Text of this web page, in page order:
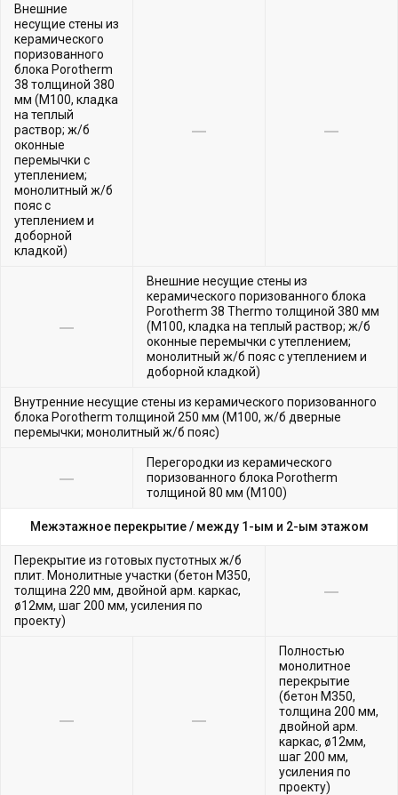
Внешние
несущие стены из
керамического
поризованного
блока Porotherm
38 толщиной 380
мм (М100, кладка
на теплый
раствор; ж/б
оконные
перемычки с
утеплением;
монолитный ж/б
пояс с
утеплением и
доборной
кладкой)
Внешние несущие стены из
керамического поризованного блока
Porotherm 38 Thermo толщиной 380 мм
(М100, кладка на теплый раствор; ж/б
оконные перемычки с утеплением;
монолитный ж/б пояс с утеплением и
доборной кладкой)
Внутренние несущие стены из керамического поризованного
блока Porotherm толщиной 250 мм (М100, ж/б дверные
перемычки; монолитный ж/б пояс)
Перегородки из керамического
поризованного блока Porotherm
толщиной 80 мм (М100)
Межэтажное перекрытие / между 1-ым и 2-ым этажом
Перекрытие из готовых пустотных ж/б
плит. Монолитные участки (бетон М350,
толщина 220 мм, двойной арм. каркас,
ø12мм, шаг 200 мм, усиления по
проекту)
Полностью
монолитное
перекрытие
(бетон М350,
толщина 200 мм,
двойной арм.
каркас, ø12мм,
шаг 200 мм,
усиления по
проекту)